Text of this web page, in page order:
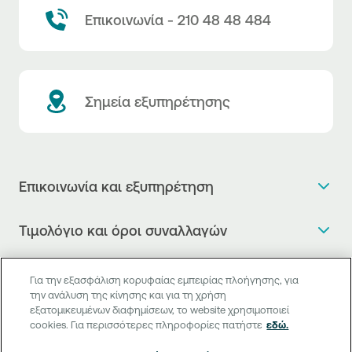
Επικοινωνία - 210 48 48 484
Σημεία εξυπηρέτησης
Επικοινωνία και εξυπηρέτηση
Η νέα Ψηφιακή Εποχή στις συναλλαγές, έφτασε!
Θέλω να μιλήσω με Corporate Transaction Banking
Officer
Τιμολόγιο και όροι συναλλαγών
Τιμολόγιο της Τράπεζας
Δελτίο τιμών συναλλάγματος
Δελτίο πληροφόρησης περί τελών
Χρήσιμοι σύνδεσμοι
Συχνές ερωτήσεις
Κανονιστική Συμμόρφωση
Digital Banking
Για την εξασφάλιση κορυφαίας εμπειρίας πλοήγησης, για
την ανάλυση της κίνησης και για τη χρήση
εξατομικευμένων διαφημίσεων, το website χρησιμοποιεί
cookies. Για περισσότερες πληροφορίες πατήστε εδώ.